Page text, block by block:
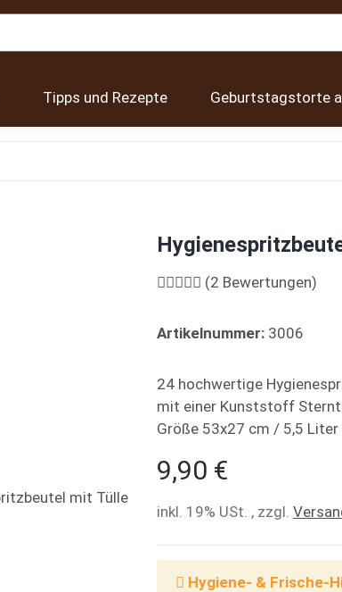
Tipps und Rezepte Geburtstagstorte
(2 Bewertungen)
Artikelnummer: 3006
24 hochwertige
mit einer Kunststoff
Größe 53x27 cm / 5,5 Liter
9,90 €
inkl. 19% USt. , zzgl.
Hygiene- & Frische-